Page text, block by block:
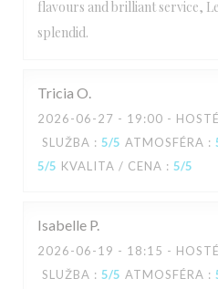
flavours and brilliant service,
splendid.
Tricia O
2026-06-27 - 19:00 -
SLUŽBA : 5/5 ATMOSFÉRA :
5/5 KVALITA / CENA : 5/5
Isabelle P
2026-06-19 - 18:15 -
SLUŽBA : 5/5 ATMOSFÉRA :